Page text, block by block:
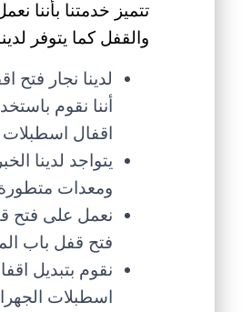
تتميز خدمتنا بأننا
والقفل كما يتوفر
لدينا نجار
أننا نقوم
اقفال اسطبلات
يتواجد لدينا
ومعدات
نعمل على فتح
فتح قفل باب
نقوم بتبديل
اسطبلات